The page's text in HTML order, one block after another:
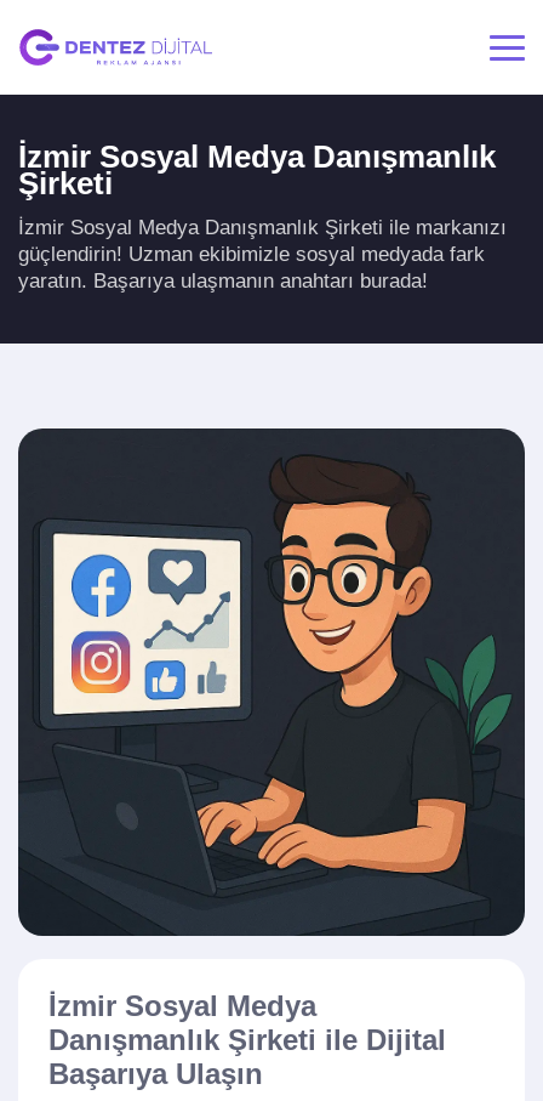
İzmir Sosyal Medya Danışmanlık
Şirketi
İzmir Sosyal Medya Danışmanlık Şirketi ile markanızı
güçlendirin! Uzman ekibimizle sosyal medyada fark
yaratın. Başarıya ulaşmanın anahtarı burada!
İzmir Sosyal Medya
Danışmanlık Şirketi ile Dijital
Başarıya Ulaşın